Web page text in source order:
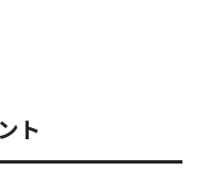
ト